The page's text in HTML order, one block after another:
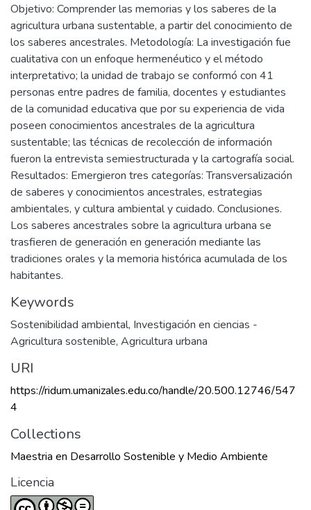
Objetivo: Comprender las memorias y los saberes de la
agricultura urbana sustentable, a partir del conocimiento de
los saberes ancestrales. Metodología: La investigación fue
cualitativa con un enfoque hermenéutico y el método
interpretativo; la unidad de trabajo se conformó con 41
personas entre padres de familia, docentes y estudiantes
de la comunidad educativa que por su experiencia de vida
poseen conocimientos ancestrales de la agricultura
sustentable; las técnicas de recolección de información
fueron la entrevista semiestructurada y la cartografía social.
Resultados: Emergieron tres categorías: Transversalización
de saberes y conocimientos ancestrales, estrategias
ambientales, y cultura ambiental y cuidado. Conclusiones.
Los saberes ancestrales sobre la agricultura urbana se
trasfieren de generación en generación mediante las
tradiciones orales y la memoria histórica acumulada de los
habitantes.
Keywords
Sostenibilidad ambiental, Investigación en ciencias -
Agricultura sostenible, Agricultura urbana
URI
https://ridum.umanizales.edu.co/handle/20.500.12746/547
4
Collections
Maestria en Desarrollo Sostenible y Medio Ambiente
Licencia